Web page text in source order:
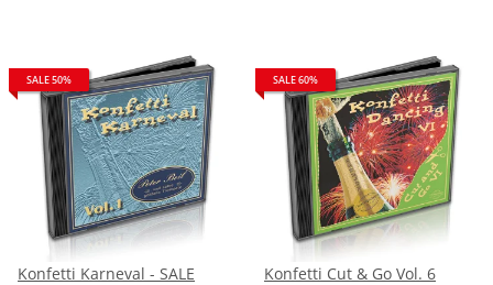
SALE 50%
Konfetti Karneval - SALE
SALE 60%
Konfetti Cut & Go Vol. 6